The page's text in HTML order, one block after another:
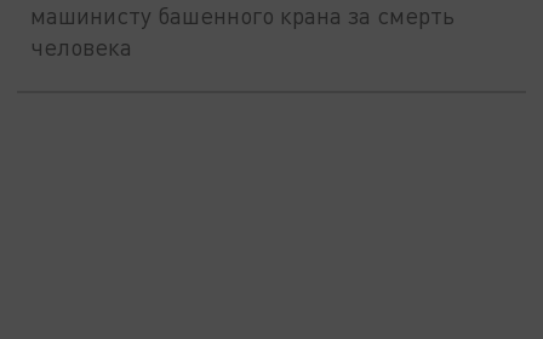
машинисту башенного крана за смерть
человека